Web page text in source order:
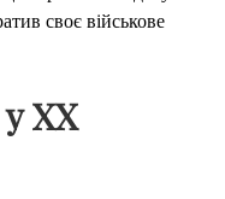
своє військове
XX